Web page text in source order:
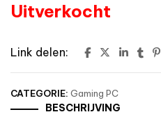
Uitverkocht
Link delen:
CATEGORIE: Gaming PC
BESCHRIJVING